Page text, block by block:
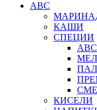
АВС
КАШИ
СПЕЦИИ
АВС
КИСЕЛИ